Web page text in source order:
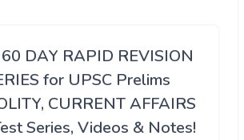
DAY RAPID REVISION
for UPSC Prelims
CURRENT AFFAIRS
Series, Videos & Notes!